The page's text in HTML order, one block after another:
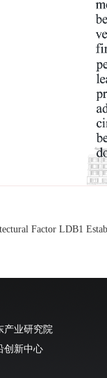
Factor LDB1
产业研究院
创新中心